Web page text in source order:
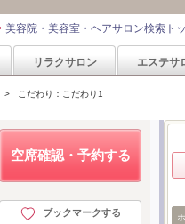
美容院・美容室・ヘアサロン検索ト
リラクサロン エステサ
> こだわり：こだわり1
空席確認・予約する
ブックマークする